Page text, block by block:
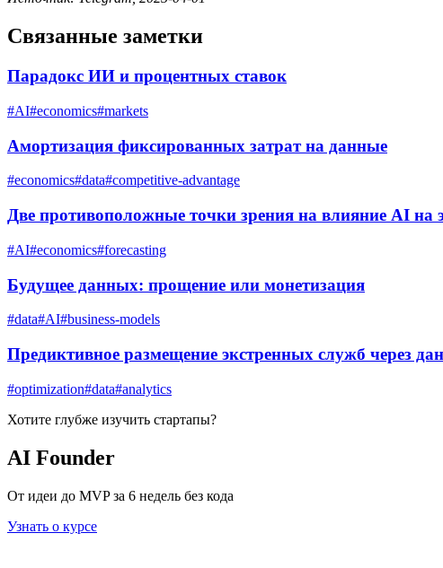
Связанные заметки
Парадокс ИИ и процентных ставок
#AI#economics#markets
Амортизация фиксированных затрат на данные
#economics#data#competitive-advantage
Две противоположные точки зрения на влияние AI на
#AI#economics#forecasting
Будущее данных: прощение или монетизация
#data#AI#business-models
Предиктивное размещение экстренных служб через
#optimization#data#analytics
Хотите глубже изучить стартапы?
AI Founder
От идеи до MVP за 6 недель без кода
Узнать о курсе